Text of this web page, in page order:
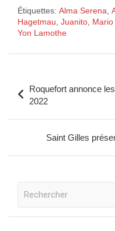
Étiquettes: Alma Serena,
Hagetmau, Juanito,
Yon Lamothe
de
l’article
Roquefort annonce
2022
Saint Gilles